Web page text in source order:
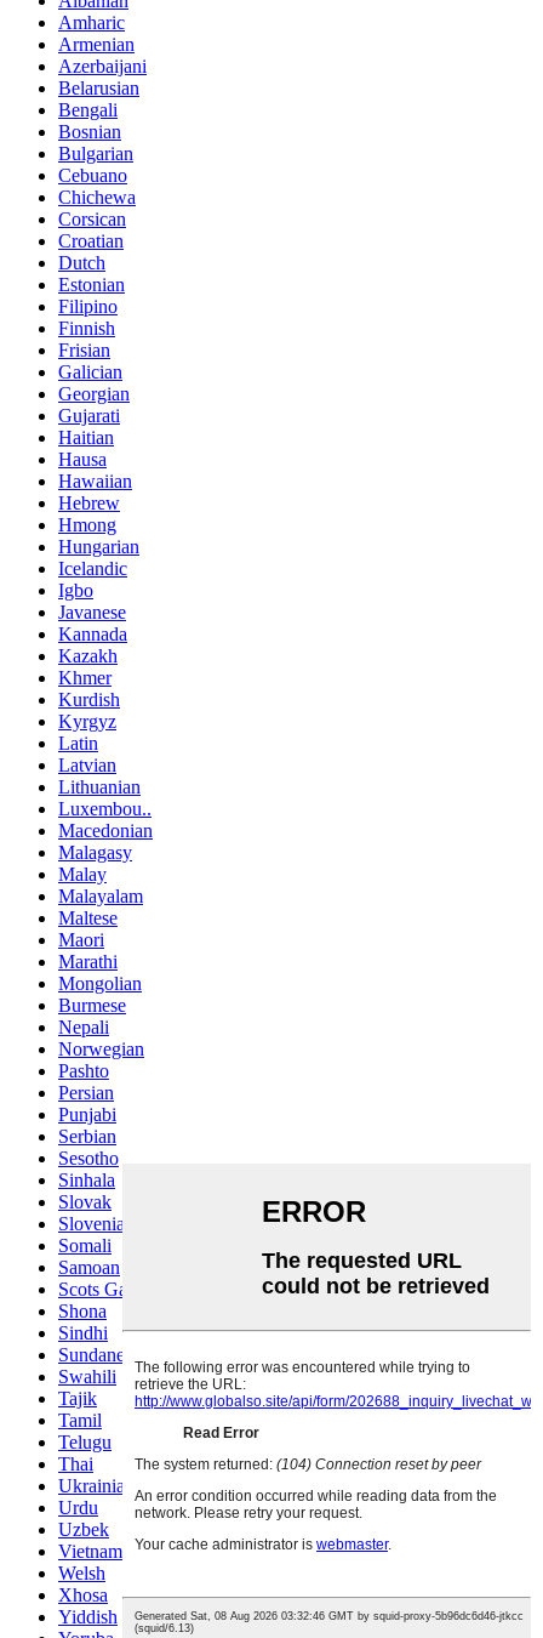
Amharic
Armenian
Azerbaijani
Belarusian
Bengali
Bosnian
Bulgarian
Cebuano
Chichewa
Corsican
Croatian
Dutch
Estonian
Filipino
Finnish
Frisian
Galician
Georgian
Gujarati
Haitian
Hausa
Hawaiian
Hebrew
Hmong
Hungarian
Icelandic
Igbo
Javanese
Kannada
Kazakh
Khmer
Kurdish
Kyrgyz
Latin
Latvian
Lithuanian
Luxembou..
Macedonian
Malagasy
Malay
Malayalam
Maltese
Maori
Marathi
Mongolian
Burmese
Nepali
Norwegian
Pashto
Persian
Punjabi
Serbian
Sesotho
Sinhala
Slovak
Slovenian
Somali
Samoan
Scots Gaelic
Shona
Sindhi
Sundanese
Swahili
Tajik
Tamil
Telugu
Thai
Ukrainian
Urdu
Uzbek
Vietnamese
Welsh
Xhosa
Yiddish